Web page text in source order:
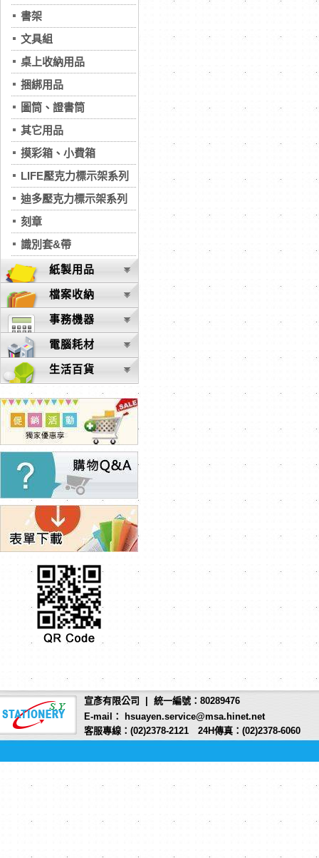
書架
文具組
桌上收納用品
捆綁用品
圖筒、證書筒
其它用品
摸彩箱、小費箱
LIFE壓克力標示架系列
迪多壓克力標示架系列
刻章
識別套&帶
紙製用品
檔案收納
事務機器
電腦耗材
生活百貨
宣彥有限公司 | 統一編號：80289476
E-mail： hsuayen.service@msa.hinet.net
客服專線：(02)2378-2121 24H傳真：(02)2378-6060